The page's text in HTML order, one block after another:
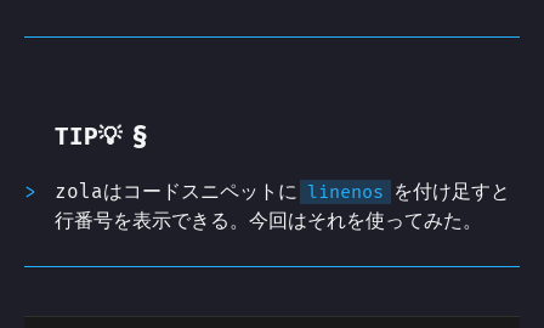
TIP💡 §
zolaはコードスニペットに linenos
を付け足すと
行番号を表示できる。今回はそれを使ってみた。